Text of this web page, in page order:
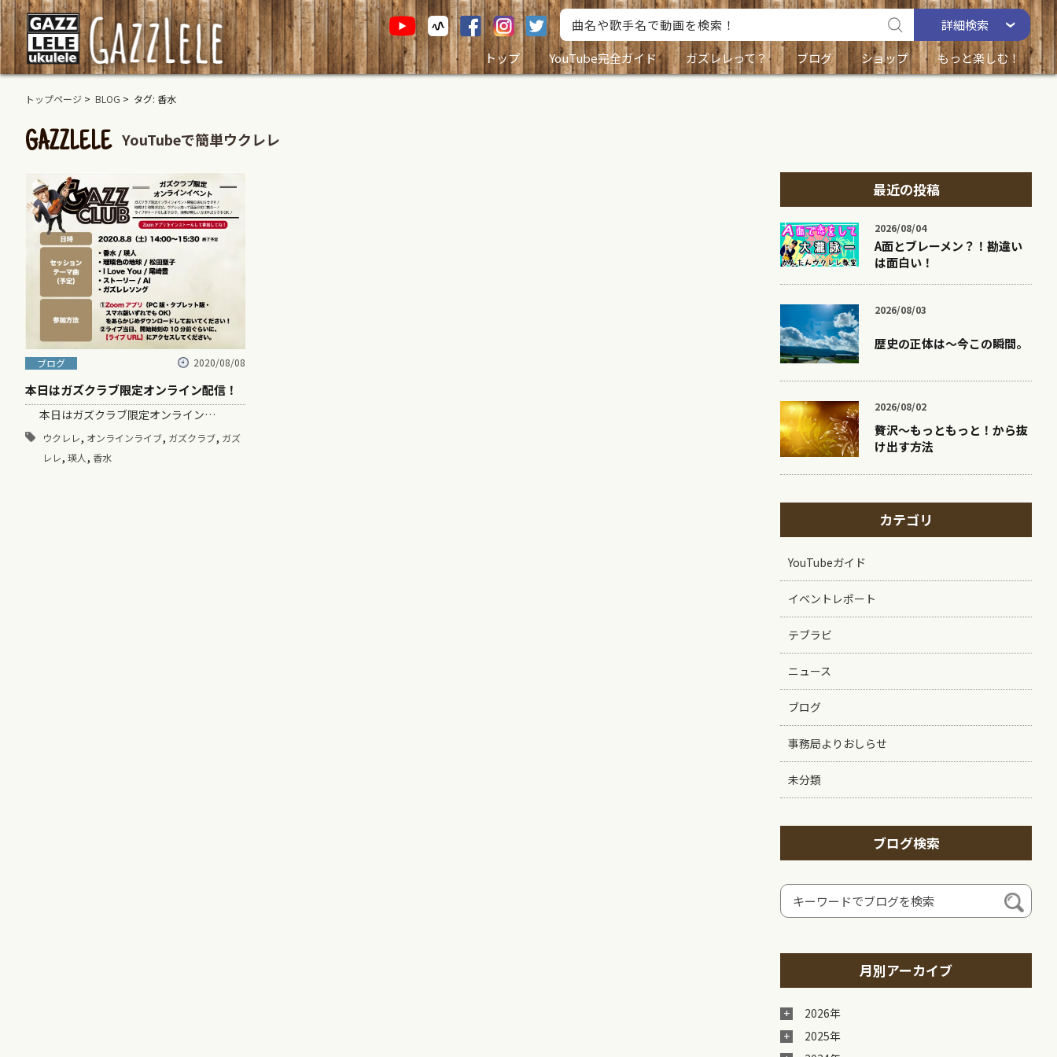
詳細検索
トップ
YouTube完全ガイド ガズレレって？ ブログ ショップ もっと楽しむ！
トップページ > BLOG > タグ: 香水
GAZZLELE YouTubeで簡単ウクレレ
ブログ 2020/08/08
本日はガズクラブ限定オンライン配信！
本日はガズクラブ限定オンライン…
ウクレレ, オンラインライブ, ガズクラブ, ガズ
レレ, 瑛人, 香水
最近の投稿
2026/08/04
A面とブレーメン？！勘違い
は面白い！
2026/08/03
歴史の正体は〜今この瞬間。
2026/08/02
贅沢〜もっともっと！から抜
け出す方法
カテゴリ
YouTubeガイド
イベントレポート
テブラビ
ニュース
ブログ
事務局よりおしらせ
未分類
ブログ検索
月別アーカイブ
2026年
2025年